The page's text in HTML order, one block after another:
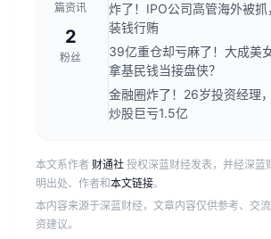
篇资讯
2
粉丝
炸了！IPO公司高管海外被抓
装钱行贿
39亿重仓却亏麻了！大成美
拿基民钱当接盘侠？
金融圈炸了！26岁投资经理
炒股巨亏1.5亿
本文系作者 财通社 授权深蓝财经发表，并经深蓝
明出处、作者和本文链接。
本内容来源于深蓝财经，文章内容仅供参考、交
资建议。